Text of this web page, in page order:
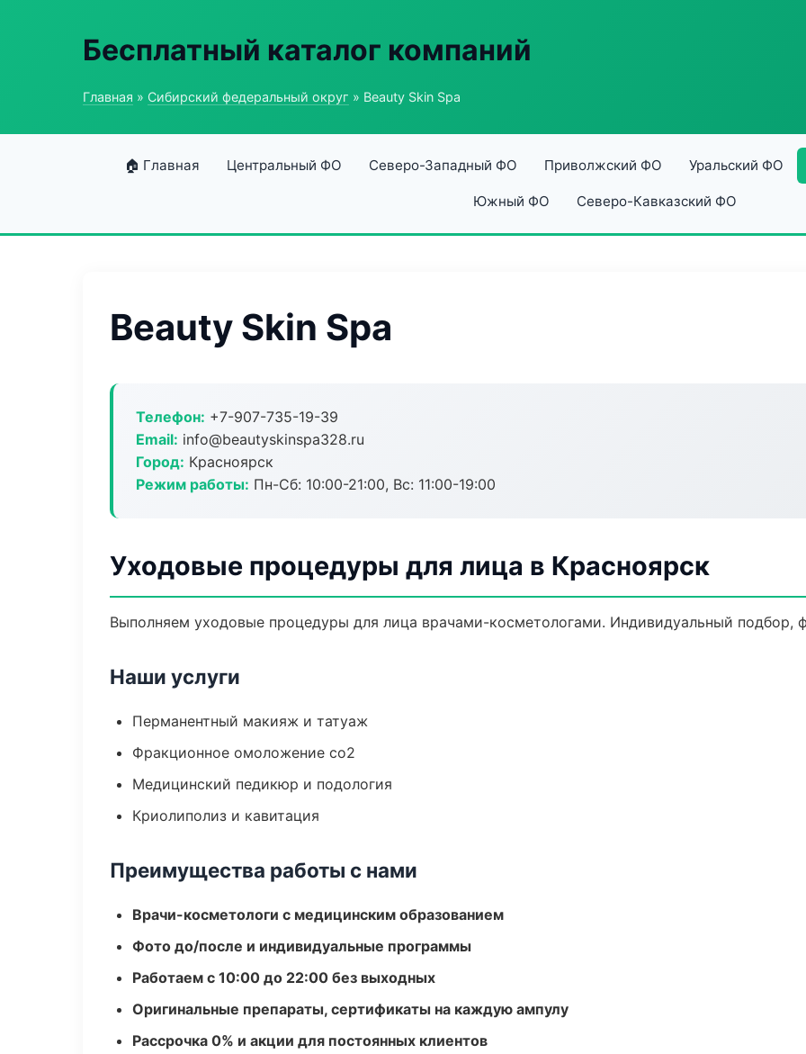
Бесплатный каталог компаний
Главная » Сибирский федеральный округ » Beauty Skin Spa
🏠 Главная Центральный ФО Северо-Западный ФО Приволжский ФО Уральский ФО
Южный ФО Северо-Кавказский ФО
Beauty Skin Spa
Телефон: +7-907-735-19-39
Email: info@beautyskinspa328.ru
Город: Красноярск
Режим работы: Пн-Сб: 10:00-21:00, Вс: 11:00-19:00
Уходовые процедуры для лица в Красноярск
Выполняем уходовые процедуры для лица врачами-косметологами. Индивидуальный подбор,
Наши услуги
Перманентный макияж и татуаж
Фракционное омоложение co2
Медицинский педикюр и подология
Криолиполиз и кавитация
Преимущества работы с нами
Врачи-косметологи с медицинским образованием
Фото до/после и индивидуальные программы
Работаем с 10:00 до 22:00 без выходных
Оригинальные препараты, сертификаты на каждую ампулу
Рассрочка 0% и акции для постоянных клиентов